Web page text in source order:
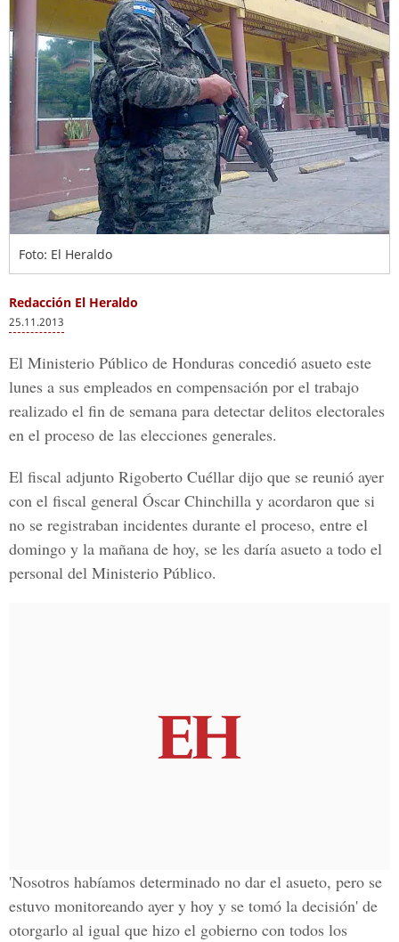
Foto: El Heraldo
Redacción El Heraldo
25.11.2013
El Ministerio Público de Honduras concedió asueto este
lunes a sus empleados en compensación por el trabajo
realizado el fin de semana para detectar delitos electorales
en el proceso de las elecciones generales.
El fiscal adjunto Rigoberto Cuéllar dijo que se reunió ayer
con el fiscal general Óscar Chinchilla y acordaron que si
no se registraban incidentes durante el proceso, entre el
domingo y la mañana de hoy, se les daría asueto a todo el
personal del Ministerio Público.
'Nosotros habíamos determinado no dar el asueto, pero se
estuvo monitoreando ayer y hoy y se tomó la decisión' de
otorgarlo al igual que hizo el gobierno con todos los